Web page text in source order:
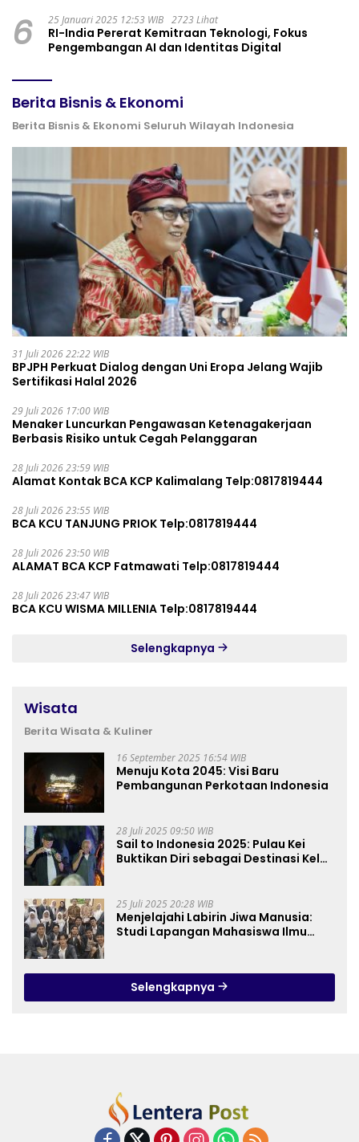
6 25 Januari 2025 12:53 WIB 2723 Lihat
RI-India Pererat Kemitraan Teknologi, Fokus
Pengembangan AI dan Identitas Digital
Berita Bisnis & Ekonomi
Berita Bisnis & Ekonomi Seluruh Wilayah Indonesia
31 Juli 2026 22:22 WIB
BPJPH Perkuat Dialog dengan Uni Eropa Jelang Wajib
Sertifikasi Halal 2026
29 Juli 2026 17:00 WIB
Menaker Luncurkan Pengawasan Ketenagakerjaan
Berbasis Risiko untuk Cegah Pelanggaran
28 Juli 2026 23:59 WIB
Alamat Kontak BCA KCP Kalimalang Telp:0817819444
28 Juli 2026 23:55 WIB
BCA KCU TANJUNG PRIOK Telp:0817819444
28 Juli 2026 23:50 WIB
ALAMAT BCA KCP Fatmawati Telp:0817819444
28 Juli 2026 23:47 WIB
BCA KCU WISMA MILLENIA Telp:0817819444
Selengkapnya
Wisata
Berita Wisata & Kuliner
16 September 2025 16:54 WIB
Menuju Kota 2045: Visi Baru
Pembangunan Perkotaan Indonesia
28 Juli 2025 09:50 WIB
Sail to Indonesia 2025: Pulau Kei
Buktikan Diri sebagai Destinasi Kelas
25 Juli 2025 20:28 WIB
Menjelajahi Labirin Jiwa Manusia:
Studi Lapangan Mahasiswa Ilmu
Selengkapnya